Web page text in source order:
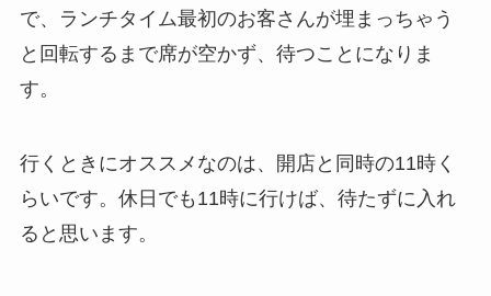
で、ランチタイム最初のお客さんが埋まっちゃう
と回転するまで席が空かず、待つことになりま
す。
行くときにオススメなのは、開店と同時の11時く
らいです。休日でも11時に行けば、待たずに入れ
ると思います。